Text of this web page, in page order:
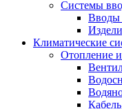
Системы
Вводы
Климатические
Отопление